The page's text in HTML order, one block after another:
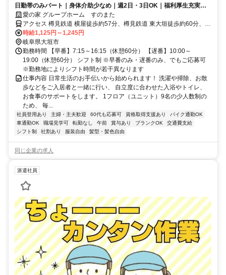
日勤帯のみパート｜身体介助少なめ｜週2日・3日OK｜福利厚生充実◎
｜認知症ケア
愛の家 グループホーム すのまた
アクセス 樽見鉄道 横屋徒歩約57分、樽見鉄道 東大垣徒歩約60分、Ｊ
Ｒ東海道本線 穂積南口徒歩約61分 大垣桜高校より南に車1分(約
250m)
時給1,125円～1,245円
岐阜県大垣市
勤務時間 【早番】7:15～16:15（休憩60分） 【遅番】10:00～
19:00（休憩60分） シフト制 ※早番のみ・遅番のみ、でもご応募可
※勤務地によりシフト時間が若干異なります
仕事内容 日常生活のお手伝いから始められます！ 洗濯や掃除、お散
歩などをご入居者と一緒に行い、 自立度に合わせた入浴やトイレ、
お食事のサポートをします。 1フロア（ユニット）9名の少人数制の
ため、 毎...
社員登用あり 主婦・主夫歓迎 60代も応募可 資格取得支援あり
バイク通勤OK
車通勤OK
職場見学可 転勤なし 午前 賞与あり ブランクOK
交通費支給
シフト制
社割あり 服装自由 髪型・髪色自由
同じ企業の求人
派遣社員